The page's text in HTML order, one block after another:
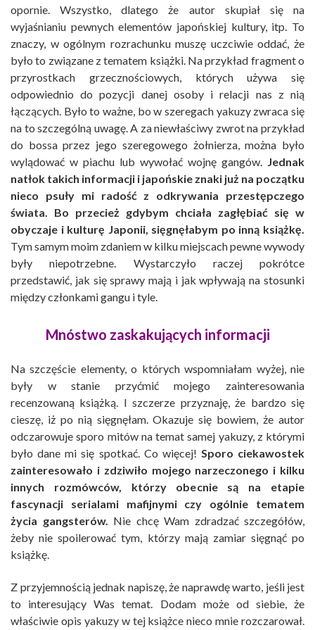
opornie. Wszystko, dlatego że autor skupiał się na
wyjaśnianiu pewnych elementów japońskiej kultury, itp. To
znaczy, w ogólnym rozrachunku muszę uczciwie oddać, że
było to związane z tematem książki. Na przykład fragment o
przyrostkach grzecznościowych, których używa się
odpowiednio do pozycji danej osoby i relacji nas z nią
łączących. Było to ważne, bo w szeregach yakuzy zwraca się
na to szczególną uwagę. A za niewłaściwy zwrot na przykład
do bossa przez jego szeregowego żołnierza, można było
wylądować w piachu lub wywołać wojnę gangów.
Jednak
natłok takich informacji i japońskie znaki już na początku
nieco psuły mi radość z odkrywania przestępczego
świata. Bo przecież gdybym chciała zagłębiać się w
obyczaje i kulturę Japonii, sięgnęłabym po inną książkę.
Tym samym moim zdaniem w kilku miejscach pewne wywody
były niepotrzebne. Wystarczyło raczej pokrótce
przedstawić, jak się sprawy mają i jak wpływają na stosunki
między członkami gangu i tyle.
Mnóstwo zaskakujących informacji
Na szczęście elementy, o których wspomniałam wyżej, nie
były w stanie przyćmić mojego zainteresowania
recenzowaną książką. I szczerze przyznaję, że bardzo się
cieszę, iż po nią sięgnęłam. Okazuje się bowiem, że autor
odczarowuje sporo mitów na temat samej yakuzy, z którymi
było dane mi się spotkać. Co więcej! Sporo ciekawostek
zainteresowało i zdziwiło mojego narzeczonego i kilku
innych rozmówców, którzy obecnie są na etapie
fascynacji serialami mafijnymi czy ogólnie tematem
życia gangsterów. Nie chcę Wam zdradzać szczegółów,
żeby nie spoilerować tym, którzy mają zamiar sięgnąć po
książkę.
Z przyjemnością jednak napiszę, że naprawdę warto, jeśli jest
to interesujący Was temat. Dodam może od siebie, że
właściwie opis yakuzy w tej książce nieco mnie rozczarował.